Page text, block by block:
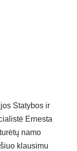
Statybos ir
Ernesta
namo
klausimu